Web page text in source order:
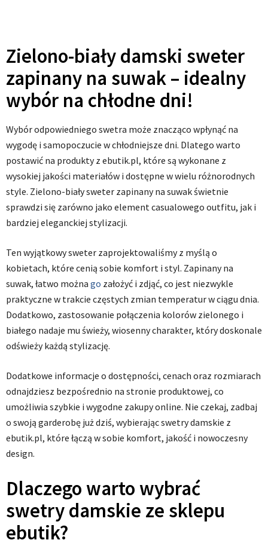
Zielono-biały damski sweter
zapinany na suwak – idealny
wybór na chłodne dni!
Wybór odpowiedniego swetra może znacząco wpłynąć na
wygodę i samopoczucie w chłodniejsze dni. Dlatego warto
postawić na produkty z ebutik.pl, które są wykonane z
wysokiej jakości materiałów i dostępne w wielu różnorodnych
style. Zielono-biały sweter zapinany na suwak świetnie
sprawdzi się zarówno jako element casualowego outfitu, jak i
bardziej eleganckiej stylizacji.
Ten wyjątkowy sweter zaprojektowaliśmy z myślą o
kobietach, które cenią sobie komfort i styl. Zapinany na
suwak, łatwo można go założyć i zdjąć, co jest niezwykle
praktyczne w trakcie częstych zmian temperatur w ciągu dnia.
Dodatkowo, zastosowanie połączenia kolorów zielonego i
białego nadaje mu świeży, wiosenny charakter, który doskonale
odświeży każdą stylizację.
Dodatkowe informacje o dostępności, cenach oraz rozmiarach
odnajdziesz bezpośrednio na stronie produktowej, co
umożliwia szybkie i wygodne zakupy online. Nie czekaj, zadbaj
o swoją garderobę już dziś, wybierając swetry damskie z
ebutik.pl, które łączą w sobie komfort, jakość i nowoczesny
design.
Dlaczego warto wybrać
swetry damskie ze sklepu
ebutik?